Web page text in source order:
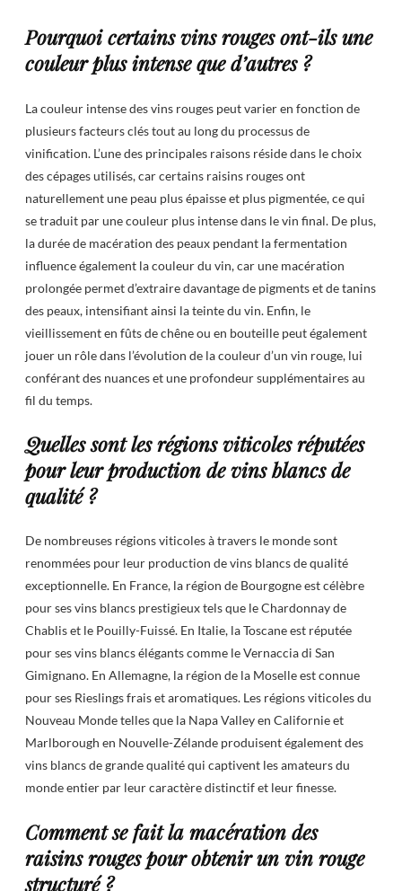
Pourquoi certains vins rouges ont-ils une
couleur plus intense que d’autres ?
La couleur intense des vins rouges peut varier en fonction de
plusieurs facteurs clés tout au long du processus de
vinification. L’une des principales raisons réside dans le choix
des cépages utilisés, car certains raisins rouges ont
naturellement une peau plus épaisse et plus pigmentée, ce qui
se traduit par une couleur plus intense dans le vin final. De plus,
la durée de macération des peaux pendant la fermentation
influence également la couleur du vin, car une macération
prolongée permet d’extraire davantage de pigments et de tanins
des peaux, intensifiant ainsi la teinte du vin. Enfin, le
vieillissement en fûts de chêne ou en bouteille peut également
jouer un rôle dans l’évolution de la couleur d’un vin rouge, lui
conférant des nuances et une profondeur supplémentaires au
fil du temps.
Quelles sont les régions viticoles réputées
pour leur production de vins blancs de
qualité ?
De nombreuses régions viticoles à travers le monde sont
renommées pour leur production de vins blancs de qualité
exceptionnelle. En France, la région de Bourgogne est célèbre
pour ses vins blancs prestigieux tels que le Chardonnay de
Chablis et le Pouilly-Fuissé. En Italie, la Toscane est réputée
pour ses vins blancs élégants comme le Vernaccia di San
Gimignano. En Allemagne, la région de la Moselle est connue
pour ses Rieslings frais et aromatiques. Les régions viticoles du
Nouveau Monde telles que la Napa Valley en Californie et
Marlborough en Nouvelle-Zélande produisent également des
vins blancs de grande qualité qui captivent les amateurs du
monde entier par leur caractère distinctif et leur finesse.
Comment se fait la macération des
raisins rouges pour obtenir un vin rouge
structuré ?